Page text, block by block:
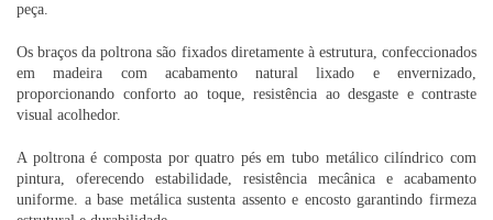
peça.
Os braços da poltrona são fixados diretamente à estrutura, confeccionados
em madeira com acabamento natural lixado e envernizado,
proporcionando conforto ao toque, resistência ao desgaste e contraste
visual acolhedor.
A poltrona é composta por quatro pés em tubo metálico cilíndrico com
pintura, oferecendo estabilidade, resistência mecânica e acabamento
uniforme. a base metálica sustenta assento e encosto garantindo firmeza